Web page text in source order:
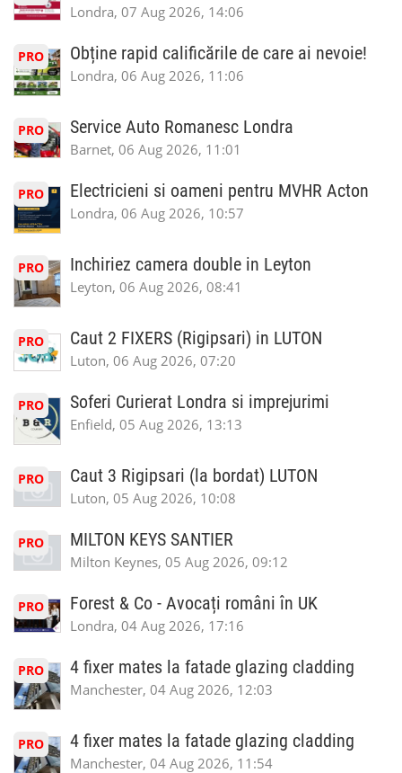
Londra, 07 Aug 2026, 14:06
PRO Obține rapid calificările de care ai nevoie!
Londra, 06 Aug 2026, 11:06
PRO Service Auto Romanesc Londra
Barnet, 06 Aug 2026, 11:01
PRO Electricieni si oameni pentru MVHR Acton
Londra, 06 Aug 2026, 10:57
PRO Inchiriez camera double in Leyton
Leyton, 06 Aug 2026, 08:41
PRO Caut 2 FIXERS (Rigipsari) in LUTON
Luton, 06 Aug 2026, 07:20
PRO Soferi Curierat Londra si imprejurimi
Enfield, 05 Aug 2026, 13:13
PRO Caut 3 Rigipsari (la bordat) LUTON
Luton, 05 Aug 2026, 10:08
PRO MILTON KEYS SANTIER
Milton Keynes, 05 Aug 2026, 09:12
PRO Forest & Co - Avocați români în UK
Londra, 04 Aug 2026, 17:16
PRO 4 fixer mates la fatade glazing cladding
Manchester, 04 Aug 2026, 12:03
PRO 4 fixer mates la fatade glazing cladding
Manchester, 04 Aug 2026, 11:54